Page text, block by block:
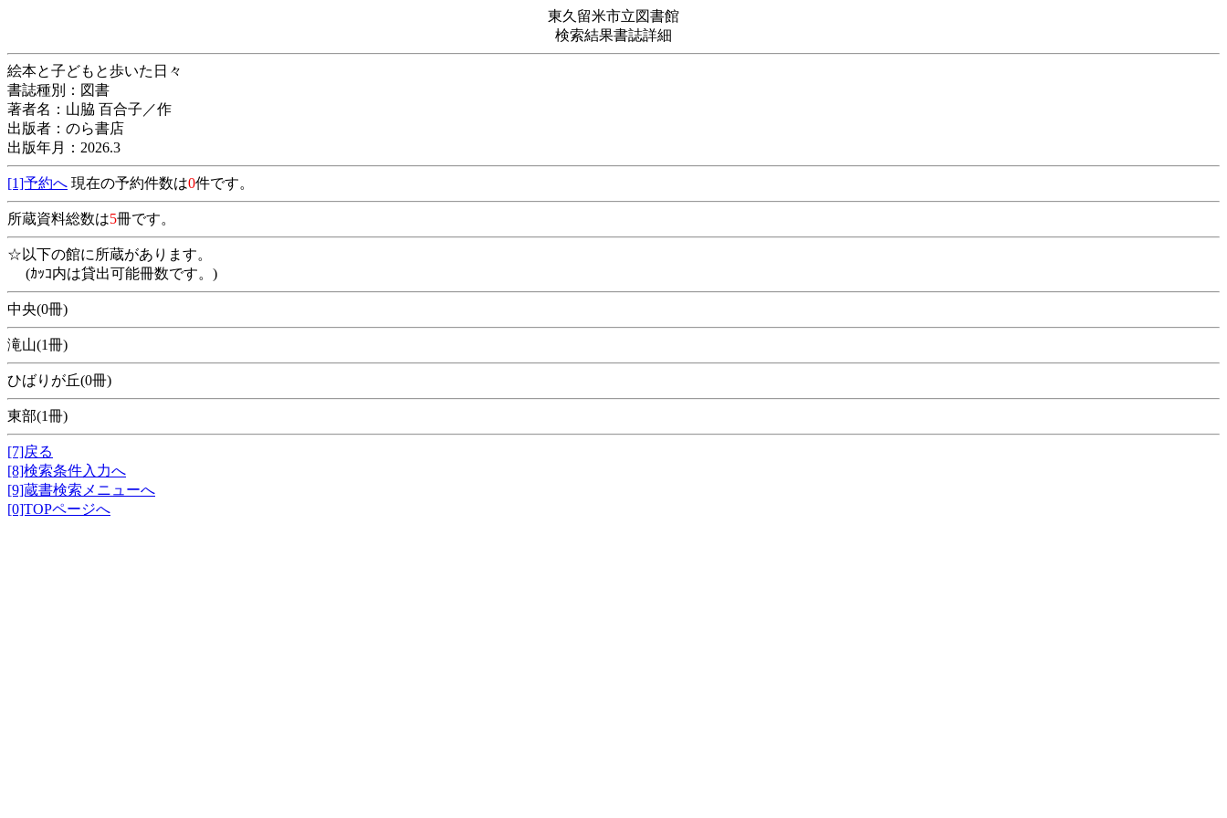
東久留米市立図書館
検索結果書誌詳細
絵本と子どもと歩いた日々
書誌種別：図書
著者名：山脇 百合子／作
出版者：のら書店
出版年月：2026.3
[1]予約へ 現在の予約件数は0件です。
所蔵資料総数は5冊です。
☆以下の館に所蔵があります。
(ｶｯｺ内は貸出可能冊数です。)
中央(0冊)
滝山(1冊)
ひばりが丘(0冊)
東部(1冊)
[7]戻る
[8]検索条件入力へ
[9]蔵書検索メニューへ
[0]TOPページへ